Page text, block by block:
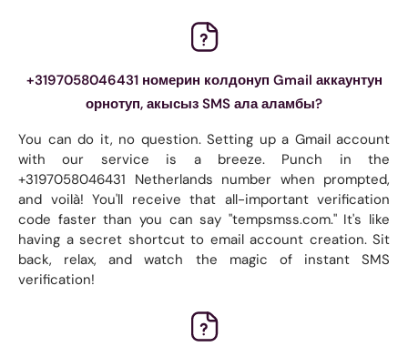
+3197058046431 номерин колдонуп Gmail аккаунтун
орнотуп, акысыз SMS ала аламбы?
You can do it, no question. Setting up a Gmail account
with our service is a breeze. Punch in the
+3197058046431 Netherlands number when prompted,
and voilà! You'll receive that all-important verification
code faster than you can say "tempsmss.com." It's like
having a secret shortcut to email account creation. Sit
back, relax, and watch the magic of instant SMS
verification!